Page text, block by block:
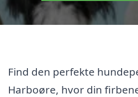
Find den perfekte
Harboøre, hvor din